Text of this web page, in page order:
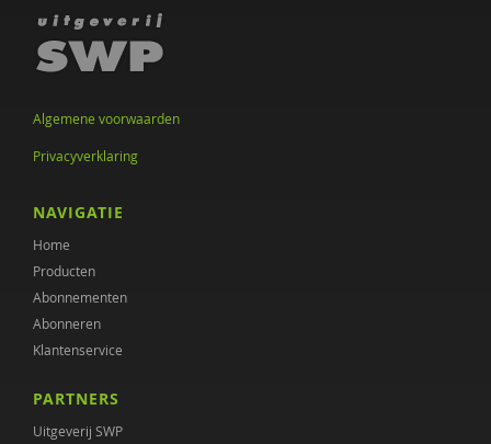
Algemene voorwaarden
Privacyverklaring
NAVIGATIE
Home
Producten
Abonnementen
Abonneren
Klantenservice
PARTNERS
Uitgeverij SWP